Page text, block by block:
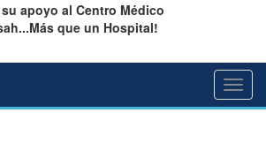
apoyo al Centro Médico
que un Hospital!